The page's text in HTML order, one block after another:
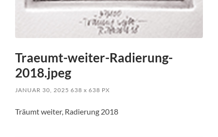
Traeumt-weiter-Radierung-
2018.jpeg
JANUAR 30, 2025 638x 638 PX
Träumt weiter, Radierung 2018